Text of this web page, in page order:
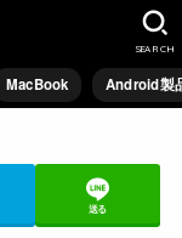
MacBook Android製
SEARCH
送る